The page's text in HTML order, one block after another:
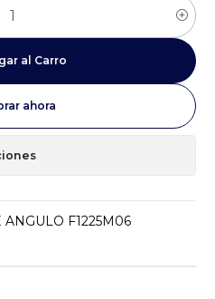
al Carro
ahora
F1225M06